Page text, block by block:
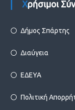
Χρήσιμοι
Δήμος Σπάρτης
Διαύγεια
ΕΔΕΥΑ
Πολιτική